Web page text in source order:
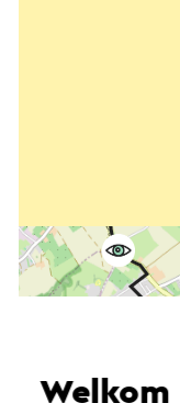
Welkom